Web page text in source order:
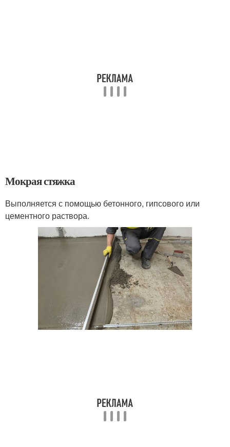
Мокрая стяжка
Выполняется с помощью бетонного, гипсового или
цементного раствора.